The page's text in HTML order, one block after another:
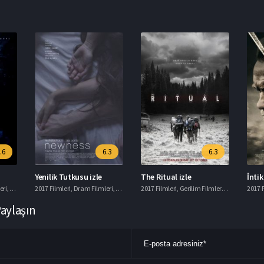
, Korku Filmleri ,Macera Filmleri
6.3
Yenilik Tutkusu izle
2017 Filmleri, Dram Filmleri, Romantik Filmler
6.3
The Ritual izle
2017 Filmleri, Gerilim Filmleri , Gizem2017